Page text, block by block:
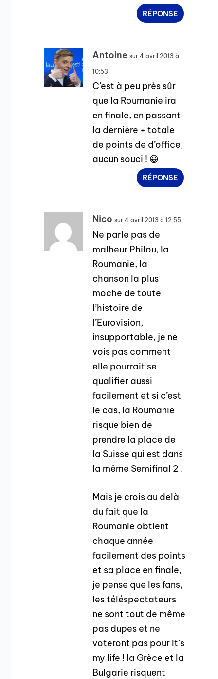
RÉPONSE
Antoine sur 4 avril 2013 à
10:53
C’est à peu près sûr
que la Roumanie ira
en finale, en passant
la dernière + totale
de points de d’office,
aucun souci ! 😀
RÉPONSE
Nico sur 4 avril 2013 à 12:55
Ne parle pas de
malheur Philou, la
Roumanie, la
chanson la plus
moche de toute
l’histoire de
l’Eurovision,
insupportable, je ne
vois pas comment
elle pourrait se
qualifier aussi
facilement et si c’est
le cas, la Roumanie
risque bien de
prendre la place de
la Suisse qui est dans
la même Semifinal 2 .
Mais je crois au delà
du fait que la
Roumanie obtient
chaque année
facilement des points
et sa place en finale,
je pense que les fans,
les téléspectateurs
ne sont tout de même
pas dupes et ne
voteront pas pour It’s
my life ! la Grèce et la
Bulgarie risquent